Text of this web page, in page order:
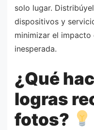
solo lugar.
dispositivos y
minimizar el
inesperada.
¿Qué
logras
fotos?